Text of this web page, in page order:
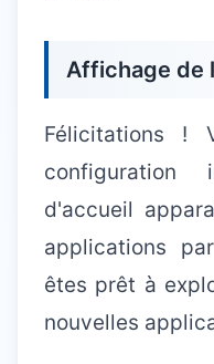
Affichage de
Félicitations !
configuration
d'accueil
applications
êtes prêt à
nouvelles